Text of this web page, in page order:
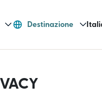
Destinazione